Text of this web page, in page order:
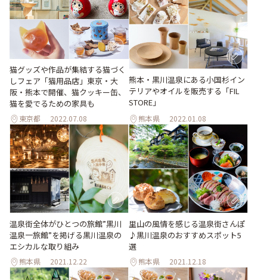
猫グッズや作品が集結する猫づく
しフェア「猫用品店」東京・大
阪・熊本で開催、猫クッキー缶、
猫を愛でるための家具も
東京都 2022.07.08
熊本・黒川温泉にある小国杉イン
テリアやオイルを販売する「FIL
STORE」
熊本県 2022.01.08
温泉街全体がひとつの旅館”黒川
温泉一旅館”を掲げる黒川温泉の
エシカルな取り組み
熊本県 2021.12.22
里山の風情を感じる温泉街さんぽ
♪黒川温泉のおすすめスポット5
選
熊本県 2021.12.18